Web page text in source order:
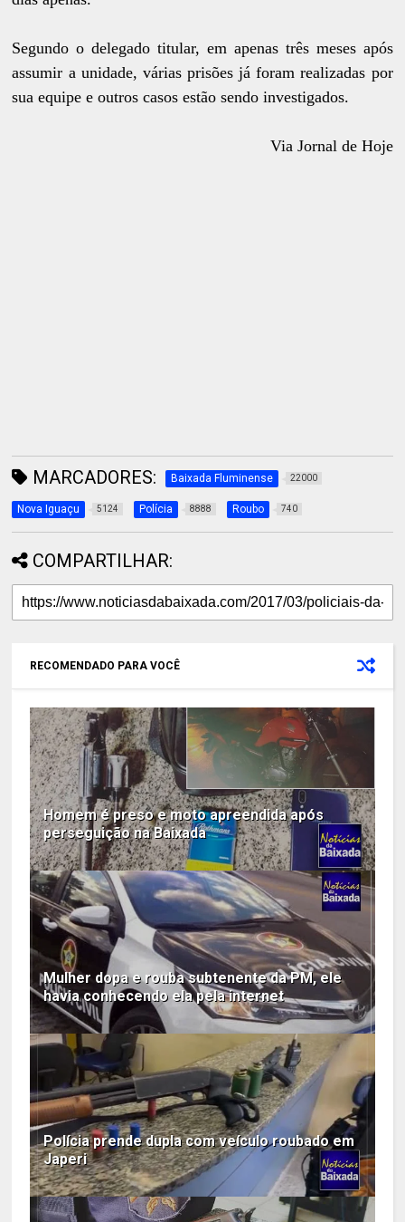
Segundo o delegado titular, em apenas três meses após
assumir a unidade, várias prisões já foram realizadas por
sua equipe e outros casos estão sendo investigados.
Via Jornal de Hoje
MARCADORES: Baixada Fluminense 22000
Nova Iguaçu 5124 Polícia 8888 Roubo 740
COMPARTILHAR:
RECOMENDADO PARA VOCÊ
Homem é preso e moto apreendida após
perseguição na Baixada
Mulher dopa e rouba subtenente da PM, ele
havia conhecendo ela pela internet
Polícia prende dupla com veículo roubado em
Japeri